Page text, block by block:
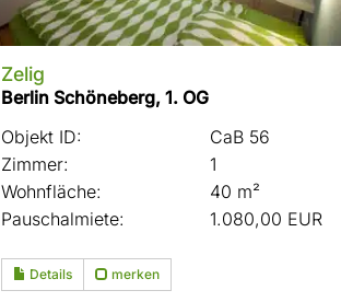
Zelig
Berlin Schöneberg, 1. OG
Objekt ID:
CaB 56
Zimmer:
1
Wohnfläche:
40 m²
Pauschalmiete:
1.080,00 EUR
Details merken